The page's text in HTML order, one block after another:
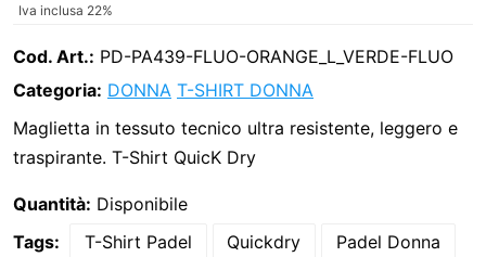
Iva inclusa 22%
Cod. Art.: PD-PA439-FLUO-ORANGE_L_VERDE-FLUO
Categoria: DONNA T-SHIRT DONNA
Maglietta in tessuto tecnico ultra resistente, leggero e
traspirante. T-Shirt QuicK Dry
Quantità: Disponibile
Tags:
T-Shirt Padel Quickdry Padel Donna